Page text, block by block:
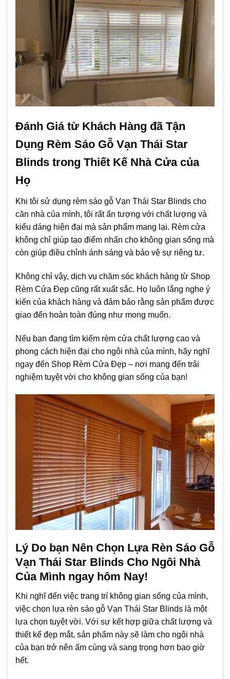
Đánh Giá từ Khách Hàng đã Tận
Dụng Rèm Sáo Gỗ Vạn Thái Star
Blinds trong Thiết Kế Nhà Cửa của
Họ
Khi tôi sử dụng rèm sáo gỗ Vạn Thái Star Blinds cho
căn nhà của mình, tôi rất ấn tượng với chất lượng và
kiểu dáng hiện đại mà sản phẩm mang lại. Rèm cửa
không chỉ giúp tạo điểm nhấn cho không gian sống mà
còn giúp điều chỉnh ánh sáng và bảo vệ sự riêng tư.
Không chỉ vậy, dịch vụ chăm sóc khách hàng từ Shop
Rèm Cửa Đẹp cũng rất xuất sắc. Họ luôn lắng nghe ý
kiến của khách hàng và đảm bảo rằng sản phẩm được
giao đến hoàn toàn đúng như mong muốn.
Nếu bạn đang tìm kiếm rèm cửa chất lượng cao và
phong cách hiện đại cho ngôi nhà của mình, hãy nghĩ
ngay đến Shop Rèm Cửa Đẹp – nơi mang đến trải
nghiệm tuyệt vời cho không gian sống của bạn!
Lý Do bạn Nên Chọn Lựa Rèn Sáo Gỗ
Vạn Thái Star Blinds Cho Ngôi Nhà
Của Mình ngay hôm Nay!
Khi nghĩ đến việc trang trí không gian sống của mình,
việc chọn lựa rèn sáo gỗ Vạn Thái Star Blinds là một
lựa chọn tuyệt vời. Với sự kết hợp giữa chất lượng và
thiết kế đẹp mắt, sản phẩm này sẽ làm cho ngôi nhà
của bạn trở nên ấm cúng và sang trọng hơn bao giờ
hết.